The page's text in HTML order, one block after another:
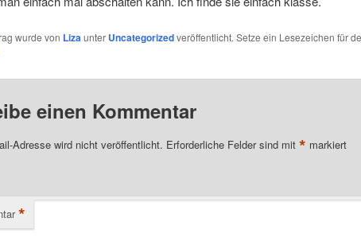
wurde von Lizaunter Uncategorizedveröffentlicht. Setze ein Lesezeichen für
einen Kommentar
Adresse wird nicht veröffentlicht. Erforderliche Felder sind mit * markiert
*